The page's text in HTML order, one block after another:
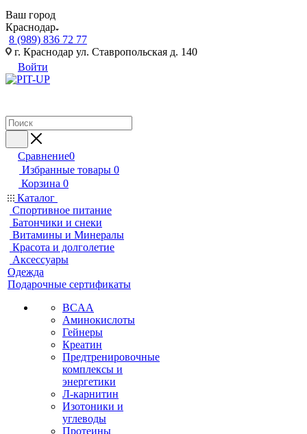
Ваш город
Краснодар
8 (989) 836 72 77
г. Краснодар ул. Ставропольская д. 140
Войти
Сравнение0
Избранные товары 0
Корзина 0
Каталог
Спортивное питание
Батончики и снеки
Витамины и Минералы
Красота и долголетие
Аксессуары
Одежда
Подарочные сертификаты
BCAA
Аминокислоты
Гейнеры
Креатин
Предтренировочные
комплексы и
энергетики
Л-карнитин
Изотоники и
углеводы
Протеины